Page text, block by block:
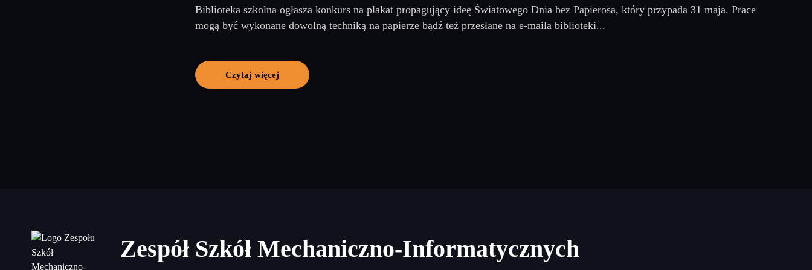
Biblioteka szkolna ogłasza konkurs na plakat propagujący ideę Światowego Dnia bez Papierosa, który przypada 31 maja. Prace
mogą być wykonane dowolną techniką na papierze bądź też przesłane na e-maila biblioteki...
Czytaj więcej
Zespół Szkół Mechaniczno-Informatycznych